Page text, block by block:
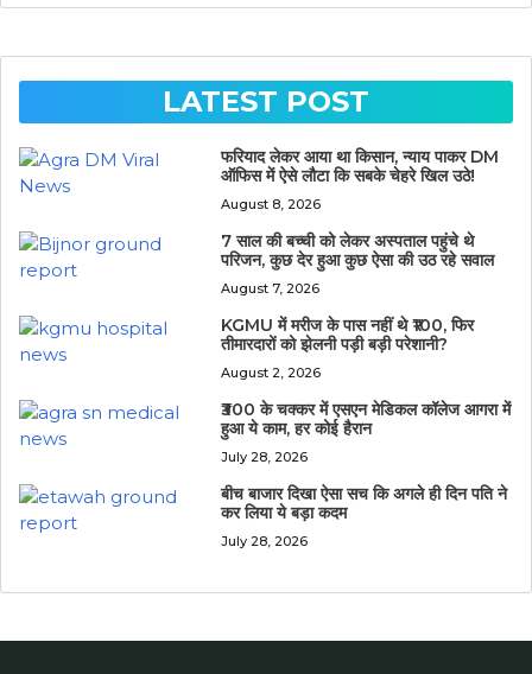
LATEST POST
फरियाद लेकर आया था किसान, न्याय पाकर DM
ऑफिस में ऐसे लौटा कि सबके चेहरे खिल उठे!
August 8, 2026
7 साल की बच्ची को लेकर अस्पताल पहुंचे थे
परिजन, कुछ देर हुआ कुछ ऐसा की उठ रहे सवाल
August 7, 2026
KGMU में मरीज के पास नहीं थे ₹100, फिर
तीमारदारों को झेलनी पड़ी बड़ी परेशानी?
August 2, 2026
₹300 के चक्कर में एसएन मेडिकल कॉलेज आगरा में
हुआ ये काम, हर कोई हैरान
July 28, 2026
बीच बाजार दिखा ऐसा सच कि अगले ही दिन पति ने
कर लिया ये बड़ा कदम
July 28, 2026